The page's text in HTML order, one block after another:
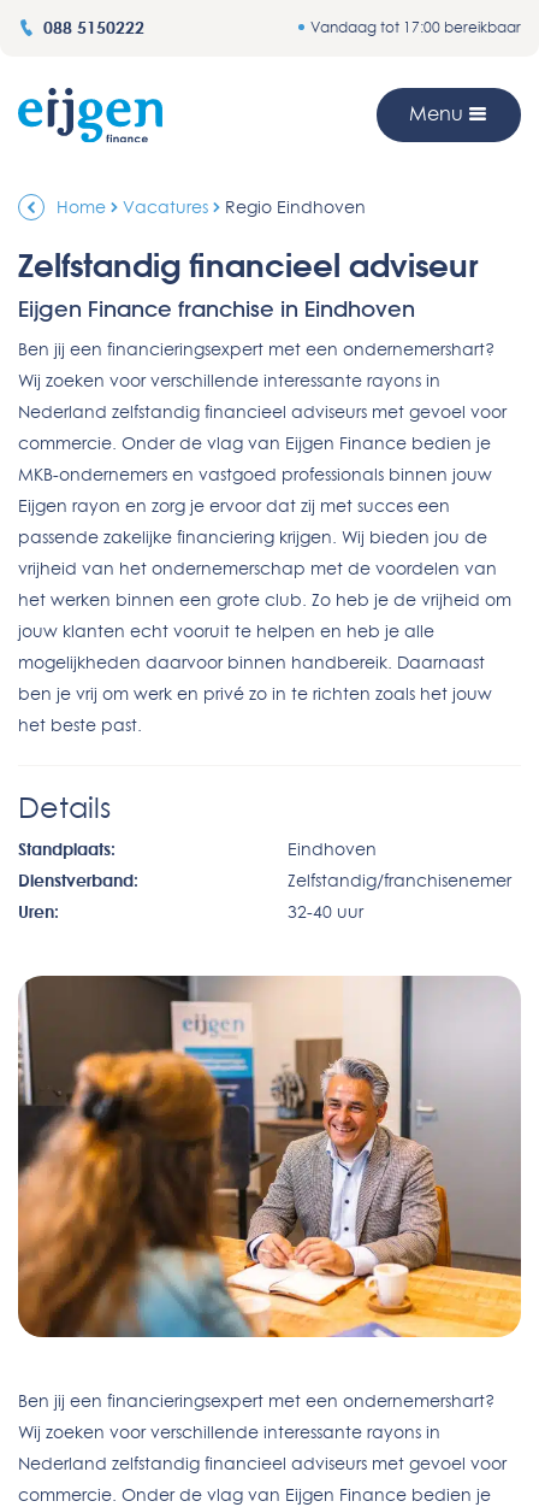
088 5150222 Vandaag tot 17:00 bereikbaar
Menu
Home Vacatures Regio Eindhoven
Zelfstandig financieel adviseur
Eijgen Finance franchise in Eindhoven
Ben jij een financieringsexpert met een ondernemershart?
Wij zoeken voor verschillende interessante rayons in
Nederland zelfstandig financieel adviseurs met gevoel voor
commercie. Onder de vlag van Eijgen Finance bedien je
MKB-ondernemers en vastgoed professionals binnen jouw
Eijgen rayon en zorg je ervoor dat zij met succes een
passende zakelijke financiering krijgen. Wij bieden jou de
vrijheid van het ondernemerschap met de voordelen van
het werken binnen een grote club. Zo heb je de vrijheid om
jouw klanten echt vooruit te helpen en heb je alle
mogelijkheden daarvoor binnen handbereik. Daarnaast
ben je vrij om werk en privé zo in te richten zoals het jouw
het beste past.
Details
Standplaats:
Eindhoven
Dienstverband:
Zelfstandig/franchisenemer
Uren:
32-40 uur
Ben jij een financieringsexpert met een ondernemershart?
Wij zoeken voor verschillende interessante rayons in
Nederland zelfstandig financieel adviseurs met gevoel voor
commercie. Onder de vlag van Eijgen Finance bedien je